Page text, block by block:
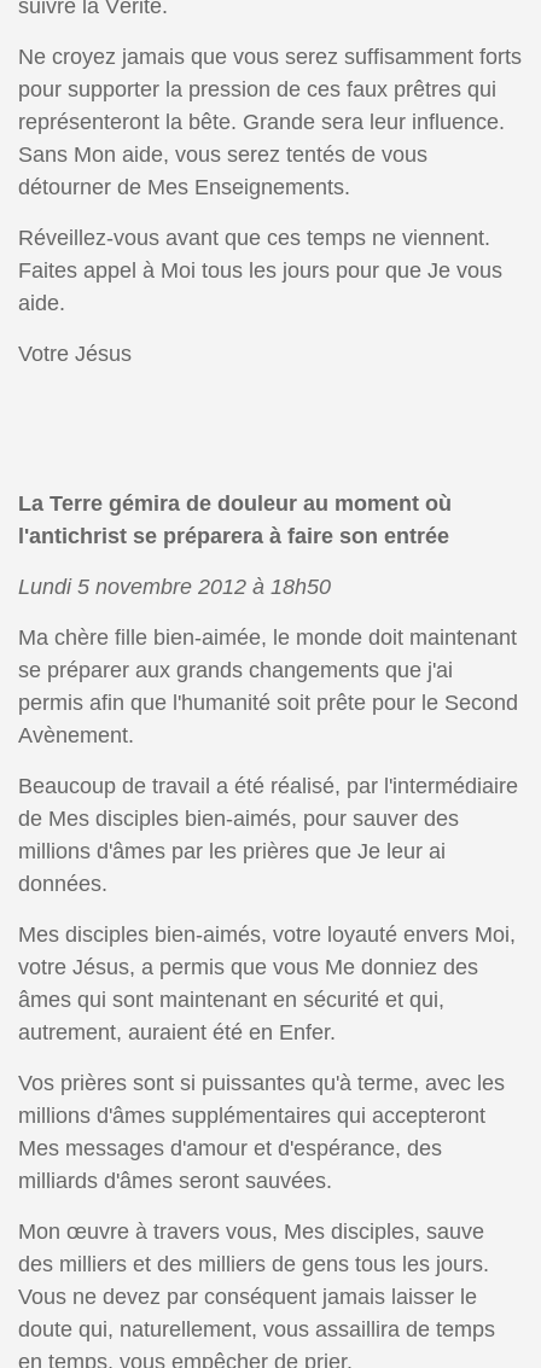
suivre la Vérité.
Ne croyez jamais que vous serez suffisamment forts
pour supporter la pression de ces faux prêtres qui
représenteront la bête. Grande sera leur influence.
Sans Mon aide, vous serez tentés de vous
détourner de Mes Enseignements.
Réveillez-vous avant que ces temps ne viennent.
Faites appel à Moi tous les jours pour que Je vous
aide.
Votre Jésus
La Terre gémira de douleur au moment où
l'antichrist se préparera à faire son entrée
Lundi 5 novembre 2012 à 18h50
Ma chère fille bien-aimée, le monde doit maintenant
se préparer aux grands changements que j'ai
permis afin que l'humanité soit prête pour le Second
Avènement.
Beaucoup de travail a été réalisé, par l'intermédiaire
de Mes disciples bien-aimés, pour sauver des
millions d'âmes par les prières que Je leur ai
données.
Mes disciples bien-aimés, votre loyauté envers Moi,
votre Jésus, a permis que vous Me donniez des
âmes qui sont maintenant en sécurité et qui,
autrement, auraient été en Enfer.
Vos prières sont si puissantes qu'à terme, avec les
millions d'âmes supplémentaires qui accepteront
Mes messages d'amour et d'espérance, des
milliards d'âmes seront sauvées.
Mon œuvre à travers vous, Mes disciples, sauve
des milliers et des milliers de gens tous les jours.
Vous ne devez par conséquent jamais laisser le
doute qui, naturellement, vous assaillira de temps
en temps, vous empêcher de prier.